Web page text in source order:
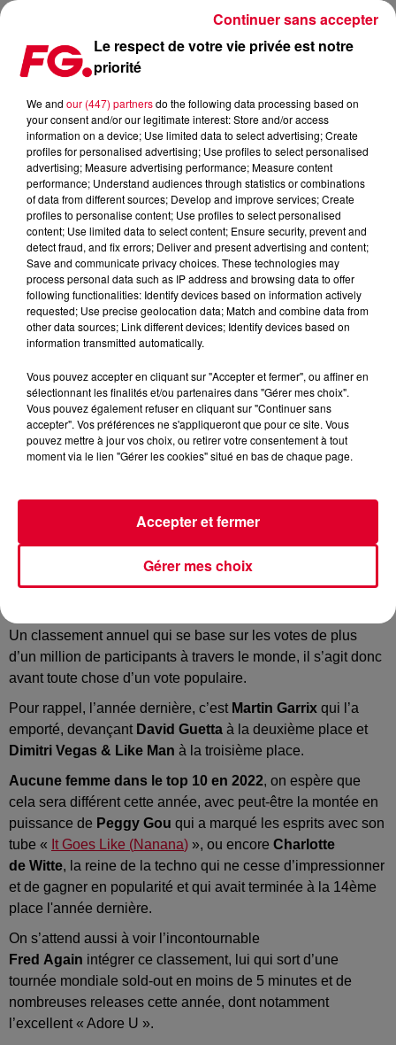
TOP 100 DJ MAG 2023 : J-1 AVANT LES RÉSULTATS
Publié : 14 novembre 2023 à 15h58 par Jean-Baptiste
BLANDIN
Demain à 19h, le classement des 100 meilleursdjsde la
Un classement annuel qui se base sur les votes de plus
d’un million de participants à travers le monde, il s’agit donc
avant toute chose d’un vote populaire.
Pour rappel, l’année dernière, c’est Martin Garrix qui l’a
emporté, devançant David Guetta à la deuxième place et
Dimitri Vegas & Like Man à la troisième place.
Aucune femme dans le top 10 en 2022, on espère que
cela sera différent cette année, avec peut-être la montée en
puissance de Peggy Gou qui a marqué les esprits avec son
tube « It Goes Like (Nanana) », ou encore Charlotte
de Witte, la reine de la techno qui ne cesse d’impressionner
et de gagner en popularité et qui avait terminée à la 14ème
place l'année dernière.
On s’attend aussi à voir l’incontournable
Fred Again intégrer ce classement, lui qui sort d’une
tournée mondiale sold-outen moins de 5 minutes et de
nombreuses releases cette année, dont notamment
l’excellent « Adore U ».
Le respect de votre vie privée est notre
priorité
We and our (447) partnersdo the following data processing based on
your consent and/or our legitimate interest: Store and/or access
information on a device; Use limited data to select advertising; Create
profiles for personalised advertising; Use profiles to select personalised
advertising; Measure advertising performance; Measure content
performance; Understand audiences through statistics or combinations
of data from different sources; Develop and improve services; Create
profiles to personalise content; Use profiles to select personalised
content; Use limited data to select content; Ensure security, prevent and
detect fraud, and fix errors; Deliver and present advertising and content;
Save and communicate privacy choices. These technologies may
process personal data such as IP address and browsing data to offer
following functionalities: Identify devices based on information actively
requested; Use precise geolocation data; Match and combine data from
other data sources; Link different devices; Identify devices based on
information transmitted automatically.
Vous pouvez accepter en cliquant sur "Accepter et fermer", ou affiner en
sélectionnant les finalités et/ou partenaires dans "Gérer mes choix".
Vous pouvez également refuser en cliquant sur "Continuer sans
accepter". Vos préférences ne s'appliqueront que pour ce site. Vous
pouvez mettre à jour vos choix, ou retirer votre consentement à tout
moment via le lien "Gérer les cookies" situé en bas de chaque page.
Gérer mes choix
Accepter et fermer
Continuer sans accepter